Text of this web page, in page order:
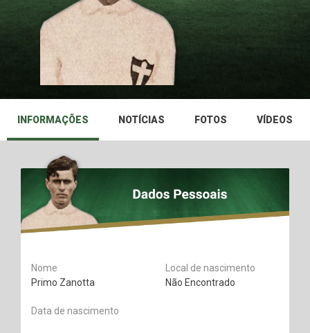
INFORMAÇÕES NOTÍCIAS FOTOS VÍDEOS
Nome
Primo Zanotta
Data de nascimento
Local de nascimento
Não Encontrado